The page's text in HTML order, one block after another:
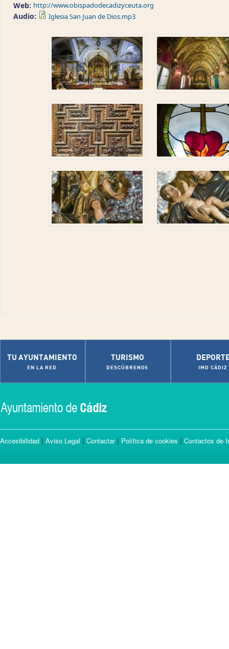
Web: http://www.obispadodecadizyceuta.org
Audio: Iglesia San Juan de Dios.mp3
TU AYUNTAMIENTO
EN LA RED
TURISMO
DESCÚBRENOS IMD CÁDIZ
Accesibilidad | Aviso Legal | Contactar| Política de cookies | Contactos de